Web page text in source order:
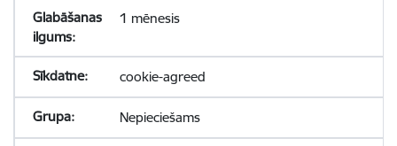
1 mēnesis
cookie-agreed
Nepieciešams